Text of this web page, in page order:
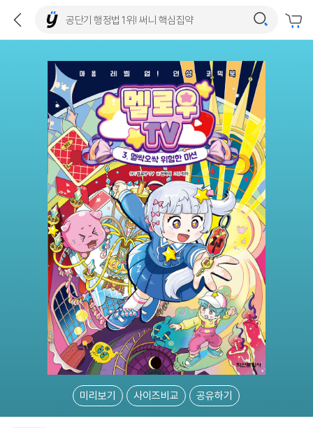
미리보기 사이즈비교 공유하기